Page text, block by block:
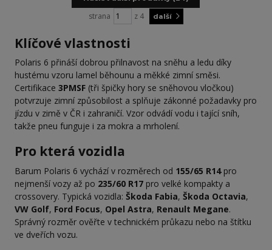
strana z 4 další
Klíčové vlastnosti
Polaris 6 přináší dobrou přilnavost na sněhu a ledu díky
hustému vzoru lamel běhounu a měkké zimní směsi.
Certifikace 3PMSF(tři špičky hory se sněhovou vločkou)
potvrzuje zimní způsobilost a splňuje zákonné požadavky pro
jízdu v zimě v ČR i zahraničí. Vzor odvádí vodu i tající sníh,
takže pneu funguje i za mokra a mrholení.
Pro která vozidla
Barum Polaris 6 vychází v rozměrech od 155/65 R14pro
nejmenší vozy až po 235/60 R17pro velké kompakty a
crossovery. Typická vozidla: Škoda Fabia, Škoda Octavia,
VW Golf, Ford Focus, Opel Astra, Renault Megane.
Správný rozměr ověřte v technickém průkazu nebo na štítku
ve dveřích vozu.